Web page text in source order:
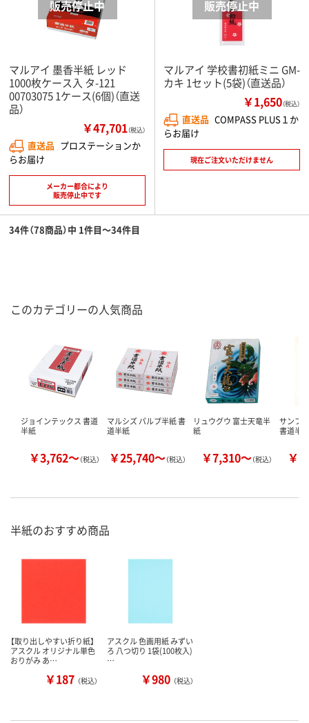
マルアイ 墨香半紙 レッド
1000枚ケース入 タ-121
00703075 1ケース(6個)（直送
品）
￥47,701（税込）
直送品 プロステーションか
らお届け
メーカー都合により
販売停止中です
マルアイ 学校書初紙ミニ GM-
カキ 1セット(5袋)（直送品）
￥1,650（税込）
直送品 COMPASS PLUS１か
らお届け
現在ご注文いただけません
34件（78商品）中 1件目～34件目
このカテゴリーの人気商品
ジョインテックス 書道
半紙
￥3,762～（税込）
マルシズ パルプ半紙 書
道半紙
￥25,740～（税込）
リュウグウ 富士天竜半
紙
￥7,310～（税込）
サンフ
書道半紙
￥
半紙のおすすめ商品
【取り出しやすい折り紙】
アスクル オリジナル単色
おりがみ あ…
￥187 （税込）
アスクル 色画用紙 みずい
ろ 八つ切り 1袋(100枚入)
…
￥980 （税込）